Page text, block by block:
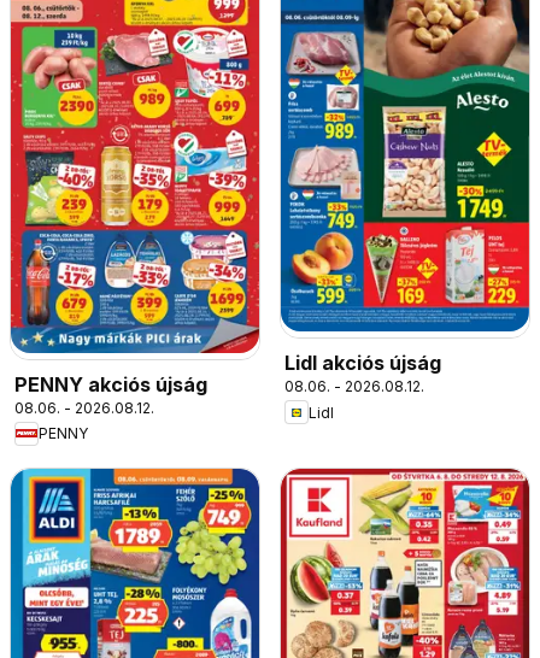
PENNY akciós újság
08.06. - 2026.08.12.
PENNY
Lidl akciós újság
08.06. - 2026.08.12.
Lidl